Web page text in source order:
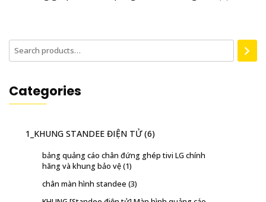
Categories
1_KHUNG STANDEE ĐIỆN TỬ (6)
bảng quảng cáo chân đứng ghép tivi LG chính
hãng và khung bảo vệ(1)
chân màn hình standee (3)